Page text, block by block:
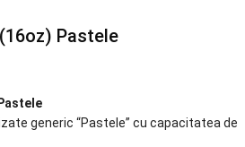
Pastele
generic “Pastele” cu capacitatea de